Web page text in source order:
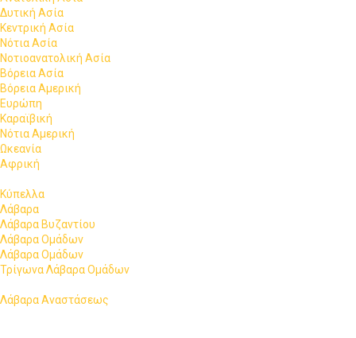
Δυτική Ασία
Κεντρική Ασία
Νότια Ασία
Νοτιοανατολική Ασία
Βόρεια Ασία
Βόρεια Αμερική
Ευρώπη
Καραϊβική
Νότια Αμερική
Ωκεανία
Αφρική
Κύπελλα
Λάβαρα
Λάβαρα Βυζαντίου
Λάβαρα Ομάδων
Λάβαρα Ομάδων
Τρίγωνα Λάβαρα Ομάδων
Λάβαρα Αναστάσεως